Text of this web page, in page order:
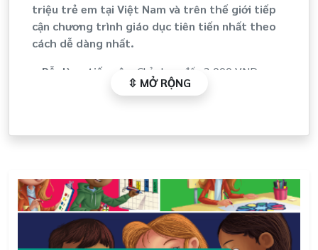
triệu trẻ em tại Việt Nam và trên thế giới tiếp
cận chương trình giáo dục tiên tiến nhất theo
cách dễ dàng nhất.
+ Dễ dàng tiếp cận: Chỉ chưa đến 3,000 VND
đồng/ ngày là bất kỳ học sinh nào cũng có thể tiếp
+ Dễ dàng tham gia học:Chỉ với một thiết bị là
+ Dễ dàng tiếp nhận kiến thức:Các bài học được
xây dựng dưới dạng hoạt hình giúp học sinh nhỏ
tuổi dễ dàng tiếp nhận kiến thức.